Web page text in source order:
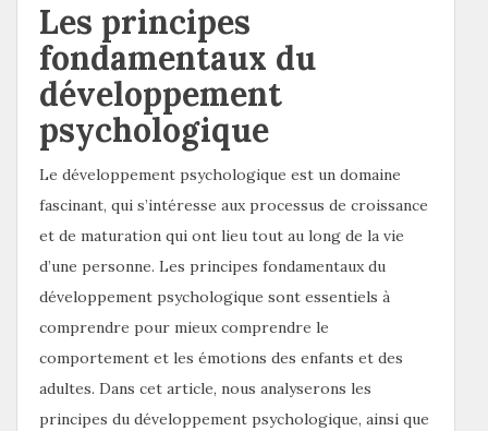
Les principes
fondamentaux du
développement
psychologique
Le développement psychologique est un domaine
fascinant, qui s’intéresse aux processus de croissance
et de maturation qui ont lieu tout au long de la vie
d’une personne. Les principes fondamentaux du
développement psychologique sont essentiels à
comprendre pour mieux comprendre le
comportement et les émotions des enfants et des
adultes. Dans cet article, nous analyserons les
principes du développement psychologique, ainsi que